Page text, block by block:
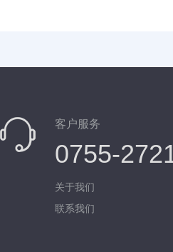
客户服务
0755-
关于我们
联系我们